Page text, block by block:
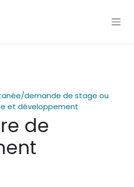
demande de stage ou
et développement
de